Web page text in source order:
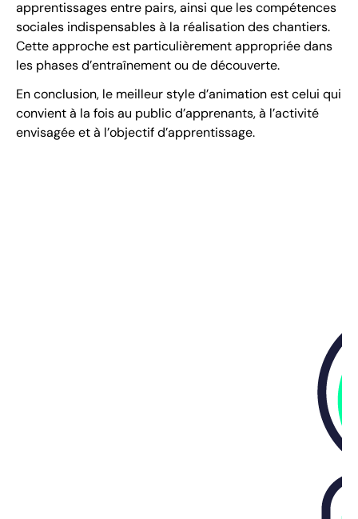
apprentissages entre pairs, ainsi que les compétences
sociales indispensables à la réalisation des chantiers.
Cette approche est particulièrement appropriée dans
les phases d’entraînement ou de découverte.
En conclusion, le meilleur style d’animation est celui qui
convient à la fois au public d’apprenants, à l’activité
envisagée et à l’objectif d’apprentissage.